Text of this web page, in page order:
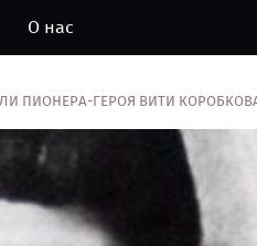
О нас
ПИОНЕРА-ГЕРОЯ ВИТИ